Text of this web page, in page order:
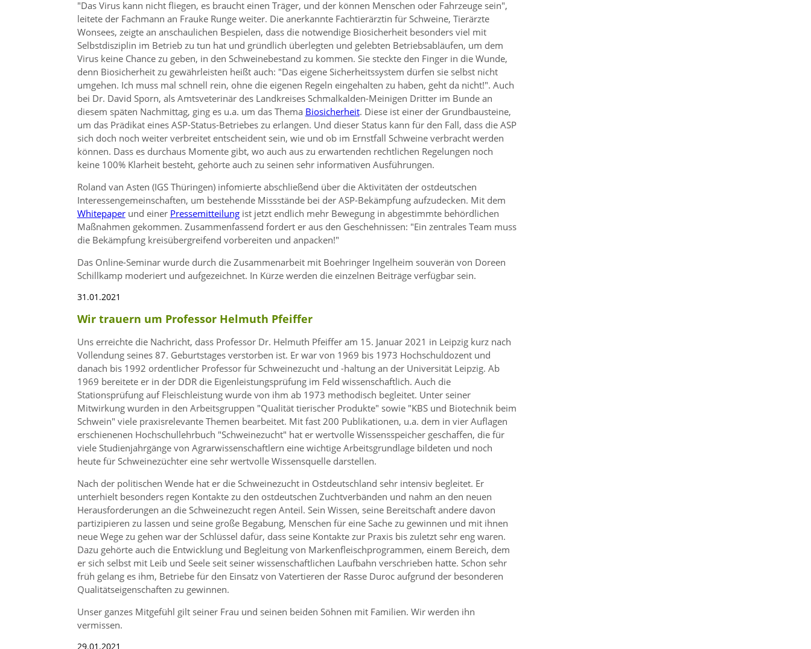
Das Virus kann nicht fliegen, es braucht einen Träger, und der können Menschen oder Fahrzeuge sein ,
leitete der Fachmann an Frauke Runge weiter. Die anerkannte Fachtierärztin für Schweine, Tierärzte
Wonsees, zeigte an anschaulichen Bespielen, dass die notwendige Biosicherheit besonders viel mit
Selbstdisziplin im Betrieb zu tun hat und gründlich überlegten und gelebten Betriebsabläufen, um dem
Virus keine Chance zu geben, in den Schweinebestand zu kommen. Sie steckte den Finger in die Wunde,
denn Biosicherheit zu gewährleisten heißt auch: Das eigene Sicherheitssystem dürfen sie selbst nicht
umgehen. Ich muss mal schnell rein, ohne die eigenen Regeln eingehalten zu haben, geht da nicht! . Auch
bei Dr. David Sporn, als Amtsveterinär des Landkreises Schmalkalden-Meinigen Dritter im Bunde an
diesem späten Nachmittag, ging es u.a. um das Thema Biosicherheit. Diese ist einer der Grundbausteine,
um das Prädikat eines ASP-Status-Betriebes zu erlangen. Und dieser Status kann für den Fall, dass die ASP
sich doch noch weiter verbreitet entscheident sein, wie und ob im Ernstfall Schweine verbracht werden
können. Dass es durchaus Momente gibt, wo auch aus zu erwartenden rechtlichen Regelungen noch
keine 100% Klarheit besteht, gehörte auch zu seinen sehr informativen Ausführungen.
Roland van Asten (IGS Thüringen) infomierte abschließend über die Aktivitäten der ostdeutschen
Interessengemeinschaften, um bestehende Missstände bei der ASP-Bekämpfung aufzudecken. Mit dem
Whitepaperund einer Pressemitteilungist jetzt endlich mehr Bewegung in abgestimmte behördlichen
Maßnahmen gekommen. Zusammenfassend fordert er aus den Geschehnissen: Ein zentrales Team muss
die Bekämpfung kreisübergreifend vorbereiten und anpacken!
Das Online-Seminar wurde durch die Zusammenarbeit mit Boehringer Ingelheim souverän von Doreen
Schillkamp moderiert und aufgezeichnet. In Kürze werden die einzelnen Beiträge verfügbar sein.
31.01.2021
Wir trauern um Professor Helmuth Pfeiffer
Uns erreichte die Nachricht, dass Professor Dr. Helmuth Pfeiffer am 15. Januar 2021 in Leipzig kurz nach
Vollendung seines 87. Geburtstages verstorben ist. Er war von 1969 bis 1973 Hochschuldozent und
danach bis 1992 ordentlicher Professor für Schweinezucht und -haltung an der Universität Leipzig. Ab
1969 bereitete er in der DDR die Eigenleistungsprüfung im Feld wissenschaftlich. Auch die
Stationsprüfung auf Fleischleistung wurde von ihm ab 1973 methodisch begleitet. Unter seiner
Mitwirkung wurden in den Arbeitsgruppen Qualität tierischer Produkte sowie KBS und Biotechnik beim
Schwein viele praxisrelevante Themen bearbeitet. Mit fast 200 Publikationen, u.a. dem in vier Auflagen
erschienenen Hochschullehrbuch Schweinezucht hat er wertvolle Wissensspeicher geschaffen, die für
viele Studienjahrgänge von Agrarwissenschaftlern eine wichtige Arbeitsgrundlage bildeten und noch
heute für Schweinezüchter eine sehr wertvolle Wissensquelle darstellen.
Nach der politischen Wende hat er die Schweinezucht in Ostdeutschland sehr intensiv begleitet. Er
unterhielt besonders regen Kontakte zu den ostdeutschen Zuchtverbänden und nahm an den neuen
Herausforderungen an die Schweinezucht regen Anteil. Sein Wissen, seine Bereitschaft andere davon
partizipieren zu lassen und seine große Begabung, Menschen für eine Sache zu gewinnen und mit ihnen
neue Wege zu gehen war der Schlüssel dafür, dass seine Kontakte zur Praxis bis zuletzt sehr eng waren.
Dazu gehörte auch die Entwicklung und Begleitung von Markenfleischprogrammen, einem Bereich, dem
er sich selbst mit Leib und Seele seit seiner wissenschaftlichen Laufbahn verschrieben hatte. Schon sehr
früh gelang es ihm, Betriebe für den Einsatz von Vatertieren der Rasse Duroc aufgrund der besonderen
Qualitätseigenschaften zu gewinnen.
Unser ganzes Mitgefühl gilt seiner Frau und seinen beiden Söhnen mit Familien. Wir werden ihn
vermissen.
29.01.2021